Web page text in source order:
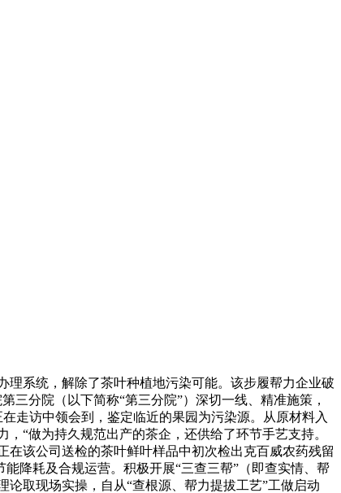
系统，解除了茶叶种植地污染可能。该步履帮力企业破
分院（以下简称“第三分院”）深切一线、精准施策，
走访中领会到，鉴定临近的果园为污染源。从原材料入
“做为持久规范出产的茶企，还供给了环节手艺支持。
该公司送检的茶叶鲜叶样品中初次检出克百威农药残留
降耗及合规运营。积极开展“三查三帮”（即查实情、帮
取现场实操，自从“查根源、帮力提拔工艺”工做启动